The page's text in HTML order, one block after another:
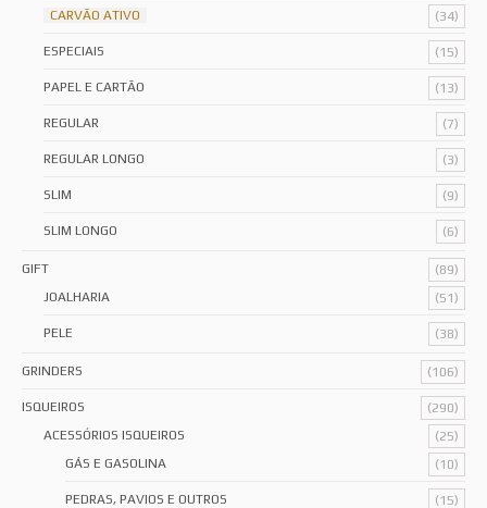
CARVÃO ATIVO (34)
ESPECIAIS (15)
PAPEL E CARTÃO (13)
REGULAR (7)
REGULAR LONGO (3)
SLIM (9)
SLIM LONGO (6)
GIFT
(89)
JOALHARIA
(51)
PELE (38)
GRINDERS (106)
ISQUEIROS
(290)
ACESSÓRIOS ISQUEIROS
(25)
GÁS E GASOLINA
(10)
PEDRAS, PAVIOS E OUTROS (15)